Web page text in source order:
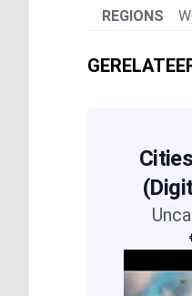
REGIONS